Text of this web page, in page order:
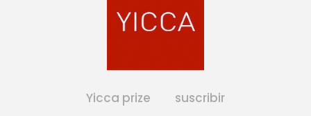
Yicca prize suscribir